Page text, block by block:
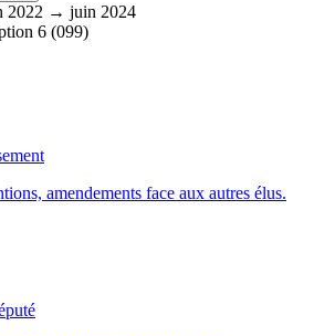
2022 → juin 2024
6 (099)
amendements face aux autres élus.